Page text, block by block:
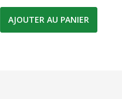
AJOUTER AU PANIER